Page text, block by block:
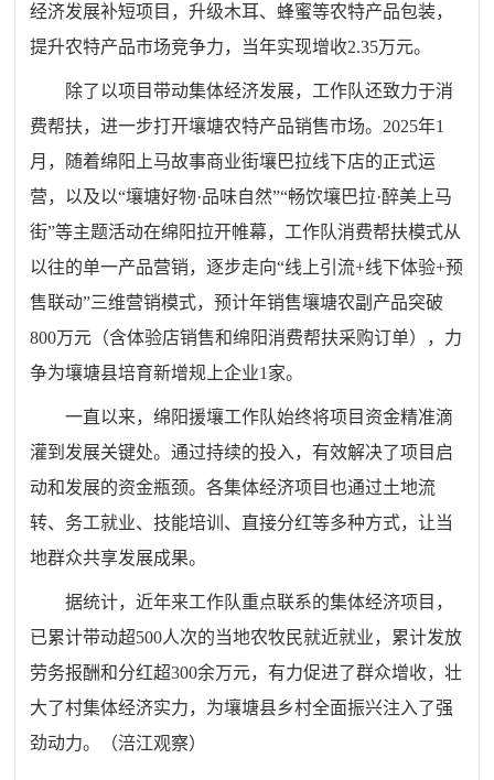
经济发展补短项目，升级木耳、蜂蜜等农特产品包装，
提升农特产品市场竞争力，当年实现增收2.35万元。
除了以项目带动集体经济发展，工作队还致力于消
费帮扶，进一步打开壤塘农特产品销售市场。2025年1
月，随着绵阳上马故事商业街壤巴拉线下店的正式运
营，以及以“壤塘好物·品味自然”“畅饮壤巴拉·醉美上马
街”等主题活动在绵阳拉开帷幕，工作队消费帮扶模式从
以往的单一产品营销，逐步走向“线上引流+线下体验+预
售联动”三维营销模式，预计年销售壤塘农副产品突破
800万元（含体验店销售和绵阳消费帮扶采购订单），力
争为壤塘县培育新增规上企业1家。
一直以来，绵阳援壤工作队始终将项目资金精准滴
灌到发展关键处。通过持续的投入，有效解决了项目启
动和发展的资金瓶颈。各集体经济项目也通过土地流
转、务工就业、技能培训、直接分红等多种方式，让当
地群众共享发展成果。
据统计，近年来工作队重点联系的集体经济项目，
已累计带动超500人次的当地农牧民就近就业，累计发放
劳务报酬和分红超300余万元，有力促进了群众增收，壮
大了村集体经济实力，为壤塘县乡村全面振兴注入了强
劲动力。（涪江观察）